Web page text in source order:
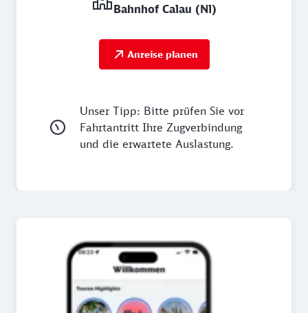
Bahnhof Calau (Nl)
Anreise planen
Unser Tipp: Bitte prüfen Sie vor
Fahrtantritt Ihre Zugverbindung
und die erwartete Auslastung.